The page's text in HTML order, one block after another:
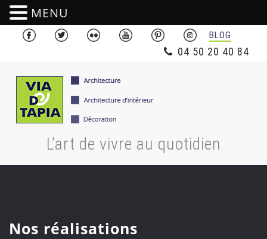
BLOG
04 50 20 40 84
L’art de vivre au quotidien
Nos réalisations
MENU